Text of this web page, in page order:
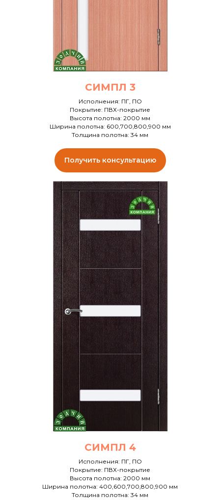
СИМПЛ 3
Исполнения: ПГ, ПО
Покрытие: ПВХ-покрытие
Высота полотна: 2000 мм
Ширина полотна: 600,700,800,900 мм
Толщина полотна: 34 мм
Получить консультацию
СИМПЛ 4
Исполнения: ПГ, ПО
Покрытие: ПВХ-покрытие
Высота полотна: 2000 мм
Ширина полотна: 400,600,700,800,900 мм
Толщина полотна: 34 мм